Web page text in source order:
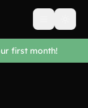
Open
first month!